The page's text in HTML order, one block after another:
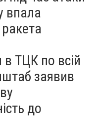
впала
ракета
в ТЦК по всій
заявив
до